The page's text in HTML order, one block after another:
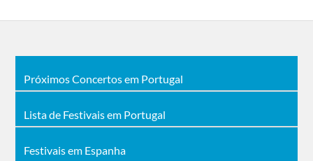
Próximos Concertos em Portugal
Lista de Festivais em Portugal
Festivais em Espanha